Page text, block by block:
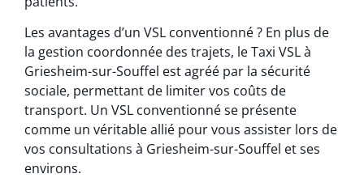
Les avantages d’un VSL conventionné ? En plus de
la gestion coordonnée des trajets, le Taxi VSL à
Griesheim-sur-Souffel est agréé par la sécurité
sociale, permettant de limiter vos coûts de
transport. Un VSL conventionné se présente
comme un véritable allié pour vous assister lors de
vos consultations à Griesheim-sur-Souffel et ses
environs.